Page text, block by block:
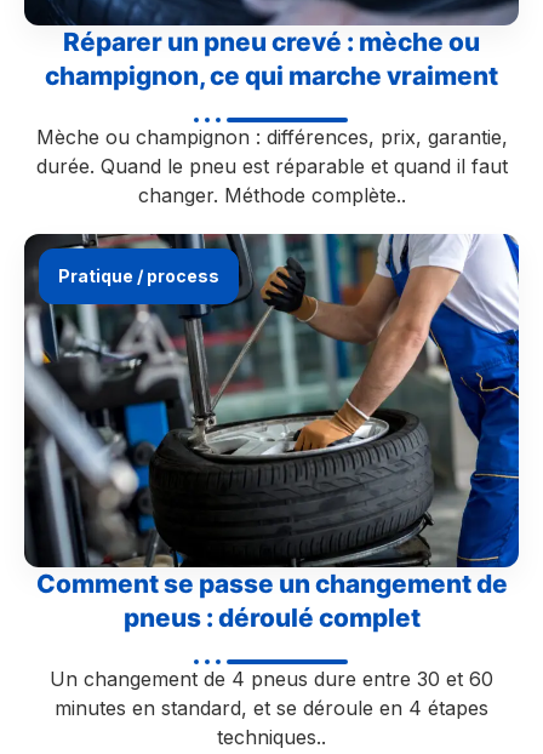
Réparer un pneu crevé : mèche ou
champignon, ce qui marche vraiment
Mèche ou champignon : différences, prix, garantie,
durée. Quand le pneu est réparable et quand il faut
changer. Méthode complète..
Pratique / process
Comment se passe un changement de
pneus : déroulé complet
Un changement de 4 pneus dure entre 30 et 60
minutes en standard, et se déroule en 4 étapes
techniques..